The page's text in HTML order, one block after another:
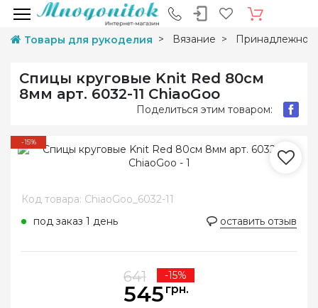
Товары для рукоделия Вязание
Спицы круговые Knit Red 80см
8мм арт. 6032-11 ChiaoGoo
Поделиться этим товаром:
-15%
Код товара: ChiaoGoo_6032-11
под заказ 1 день
оставить отзыв
641 -15%
545 грн.